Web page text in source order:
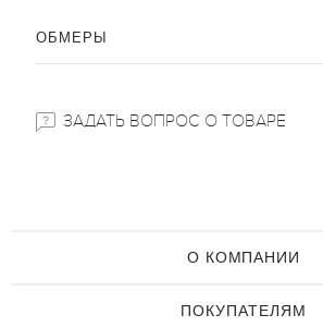
ОБМЕРЫ
ЗАДАТЬ ВОПРОС О ТОВАРЕ
О КОМПАНИИ
ПОКУПАТЕЛЯМ